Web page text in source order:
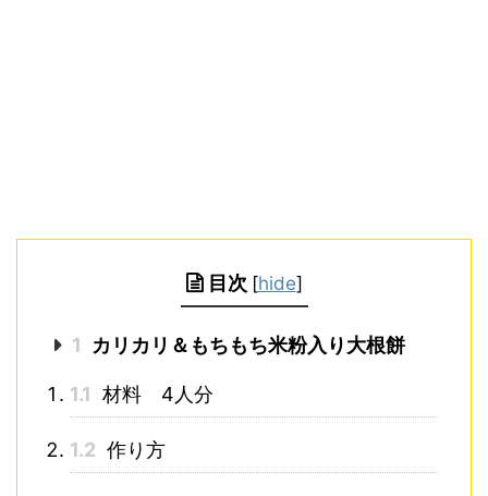
目次 [hide]
1 カリカリ＆もちもち米粉入り大根餅
1.1 材料 4人分
1.2 作り方